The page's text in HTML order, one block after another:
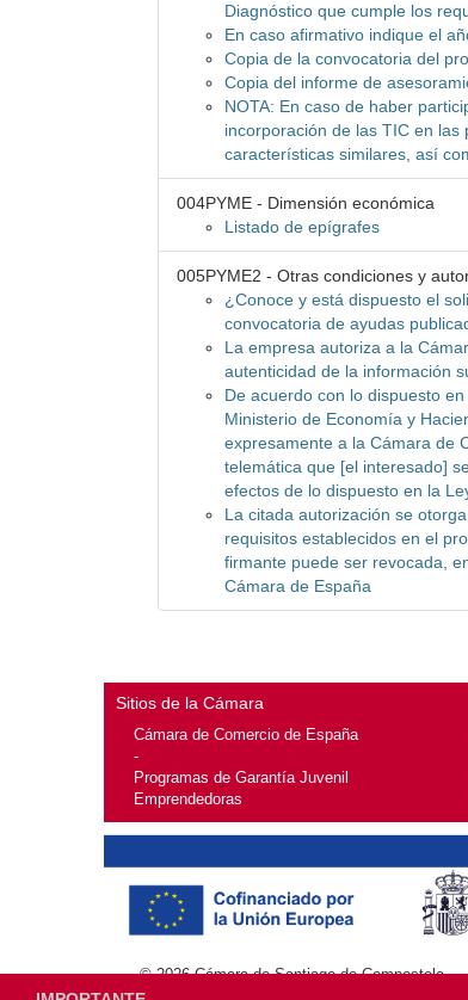
Diagnóstico que cumple los
En caso afirmativo indique el
Copia de la convocatoria del
Copia del informe de
NOTA: En caso de haber
incorporación de las TIC en
características similares, así
004PYME - Dimensión económica
Listado de epígrafes
005PYME2 - Otras condiciones y
¿Conoce y está dispuesto el
convocatoria de ayudas
La empresa autoriza a la
autenticidad de la información
De acuerdo con lo dispuesto
Ministerio de Economía y
expresamente a la Cámara de
telemática que [el interesado]
efectos de lo dispuesto en la
La citada autorización se
requisitos establecidos en el
firmante puede ser revocada,
Cámara de España
Sitios de la Cámara
Cámara de Comercio de España
-
Programas de Garantía Juvenil
Emprendedoras
© 2026Cámara de Santiago de Compostela